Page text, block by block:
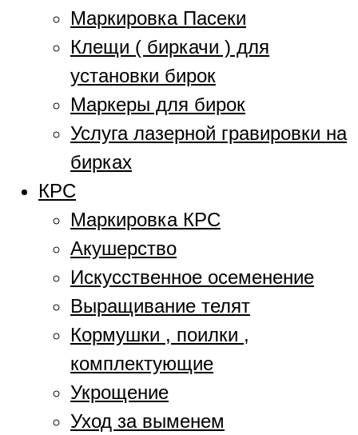
Маркировка Пасеки
Клещи ( биркачи ) для
установки бирок
Маркеры для бирок
Услуга лазерной гравировки на
бирках
КРС
Маркировка КРС
Акушерство
Искусственное осеменение
Выращивание телят
Кормушки , поилки ,
комплектующие
Укрощение
Уход за выменем